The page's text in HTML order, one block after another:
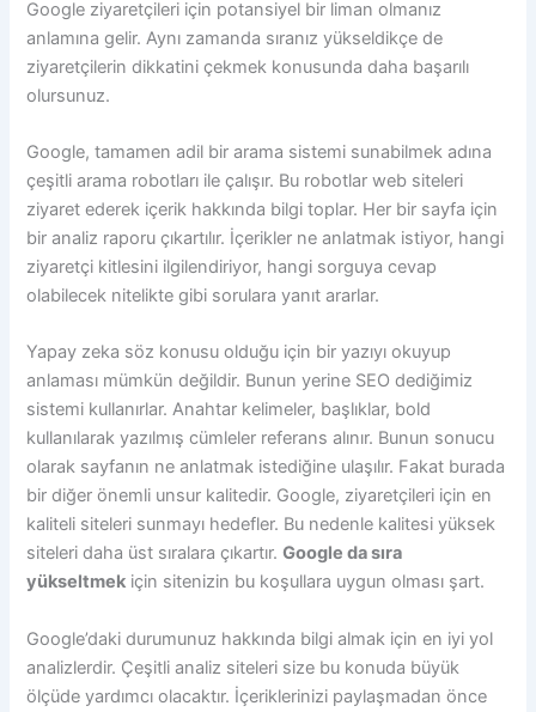
Google ziyaretçileri için potansiyel bir liman olmanız
anlamına gelir. Aynı zamanda sıranız yükseldikçe de
ziyaretçilerin dikkatini çekmek konusunda daha başarılı
olursunuz.
Google, tamamen adil bir arama sistemi sunabilmek adına
çeşitli arama robotları ile çalışır. Bu robotlar web siteleri
ziyaret ederek içerik hakkında bilgi toplar. Her bir sayfa için
bir analiz raporu çıkartılır. İçerikler ne anlatmak istiyor, hangi
ziyaretçi kitlesini ilgilendiriyor, hangi sorguya cevap
olabilecek nitelikte gibi sorulara yanıt ararlar.
Yapay zeka söz konusu olduğu için bir yazıyı okuyup
anlaması mümkün değildir. Bunun yerine SEO dediğimiz
sistemi kullanırlar. Anahtar kelimeler, başlıklar, bold
kullanılarak yazılmış cümleler referans alınır. Bunun sonucu
olarak sayfanın ne anlatmak istediğine ulaşılır. Fakat burada
bir diğer önemli unsur kalitedir. Google, ziyaretçileri için en
kaliteli siteleri sunmayı hedefler. Bu nedenle kalitesi yüksek
siteleri daha üst sıralara çıkartır.Google da sıra
yükseltmek için sitenizin bu koşullara uygun olması şart.
Google’daki durumunuz hakkında bilgi almak için en iyi yol
analizlerdir. Çeşitli analiz siteleri size bu konuda büyük
ölçüde yardımcı olacaktır. İçeriklerinizi paylaşmadan önce